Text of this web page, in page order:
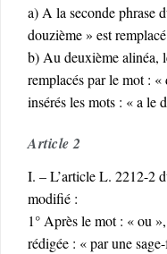
a) A la seconde phrase
douzième » est
b) Au deuxième alinéa,
remplacés par le mot :
insérés les mots : « a le
Article 2
I. – L’article L. 2212-2
modifié :
1° Après le mot : « ou
rédigée : « par une